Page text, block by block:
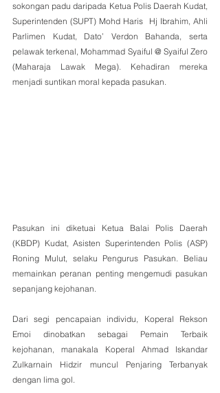
sokongan padu daripada Ketua Polis Daerah Kudat,
Superintenden (SUPT) Mohd Haris  Hj Ibrahim, Ahli
Parlimen Kudat, Dato’ Verdon Bahanda, serta
pelawak terkenal, Mohammad Syaiful @ Syaiful Zero
(Maharaja Lawak Mega). Kehadiran mereka
menjadi suntikan moral kepada pasukan.
Pasukan ini diketuai Ketua Balai Polis Daerah
(KBDP) Kudat, Asisten Superintenden Polis (ASP)
Roning Mulut, selaku Pengurus Pasukan. Beliau
memainkan peranan penting mengemudi pasukan
sepanjang kejohanan.
Dari segi pencapaian individu, Koperal Rekson
Emoi dinobatkan sebagai Pemain Terbaik
kejohanan, manakala Koperal Ahmad Iskandar
Zulkarnain Hidzir muncul Penjaring Terbanyak
dengan lima gol.